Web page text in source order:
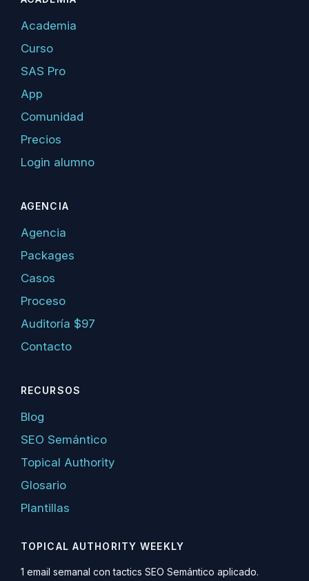
Academia
Curso
SAS Pro
App
Comunidad
Precios
Login alumno
AGENCIA
Agencia
Packages
Casos
Proceso
Auditoría $97
Contacto
RECURSOS
Blog
SEO Semántico
Topical Authority
Glosario
Plantillas
TOPICAL AUTHORITY WEEKLY
1 email semanal con tactics SEO Semántico aplicado.